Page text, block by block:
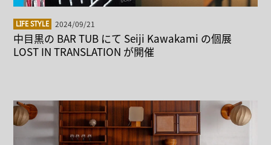
LIFE STYLE 2024/09/21
中目黒の BAR TUB にて Seiji Kawakami の個展
LOST IN TRANSLATION が開催